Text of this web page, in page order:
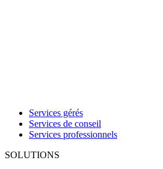
Services gérés
Services de conseil
Services professionnels
SOLUTIONS